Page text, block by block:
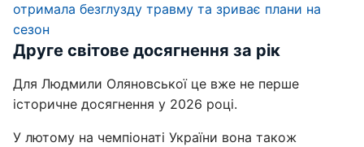
отримала безглузду травму та зриває плани на
сезон
Друге світове досягнення за рік
Для Людмили Оляновської це вже не перше
історичне досягнення у 2026 році.
У лютому на чемпіонаті України вона також